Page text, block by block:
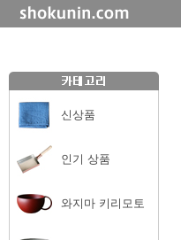
신상품
인기 상품
와지마 키리모토